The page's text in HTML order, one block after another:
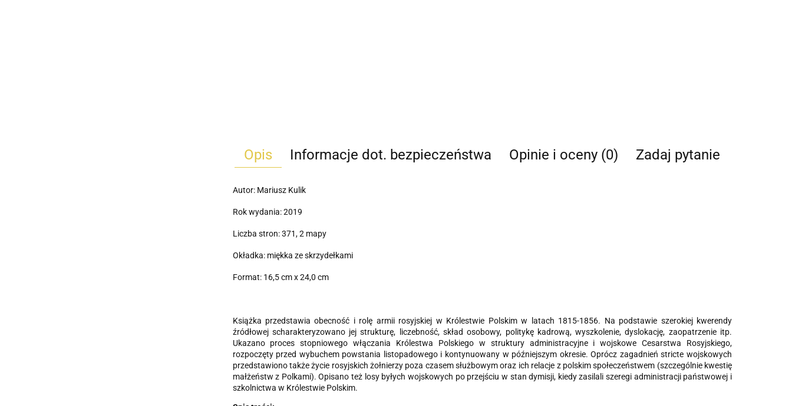
Opis Informacje dot. bezpieczeństwa Opinie i oceny (0) Zadaj pytanie
Autor: Mariusz Kulik
Rok wydania: 2019
Liczba stron: 371, 2 mapy
Okładka: miękka ze skrzydełkami
Format: 16,5 cm x 24,0 cm
Książka przedstawia obecność i rolę armii rosyjskiej w Króle­stwie Polskim w latach 1815-1856. Na podstawie szerokiej kwerendy
źródłowej scharakteryzowano jej strukturę, liczebność, skład osobowy, politykę kadrową, wyszkolenie, dyslokację, zaopa­trzenie itp.
Ukazano proces stopniowego włączania Królestwa Polskiego w struktury administracyjne i wojskowe Cesarstwa Rosyjskiego,
rozpoczęty przed wybuchem powstania listopado­wego i kontynuowany w późniejszym okresie. Oprócz zagadnień stricte wojskowych
przedstawiono także życie rosyjskich żołnie­rzy poza czasem służbowym oraz ich relacje z polskim społe­czeństwem (szczególnie kwestię
małżeństw z Polkami). Opisano też losy byłych wojskowych po przejściu w stan dymisji, kiedy zasilali szeregi administracji państwowej i
szkolnictwa w Królestwie Polskim.